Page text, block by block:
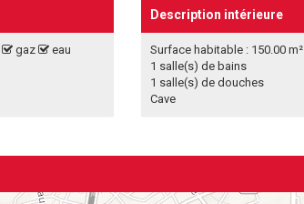
gaz
eau
Description intérieure
Surface habitable : 150.00 m²
1 salle(s) de bains
1 salle(s) de douches
Cave